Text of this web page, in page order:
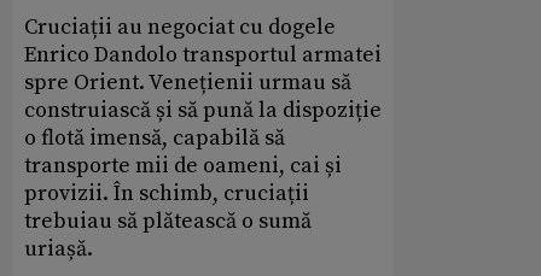
Cruciații au negociat cu dogele
Enrico Dandolo transportul armatei
spre Orient. Venețienii urmau să
construiască și să pună la dispoziție
o flotă imensă, capabilă să
transporte mii de oameni, cai și
provizii. În schimb, cruciații
trebuiau să plătească o sumă
uriașă.